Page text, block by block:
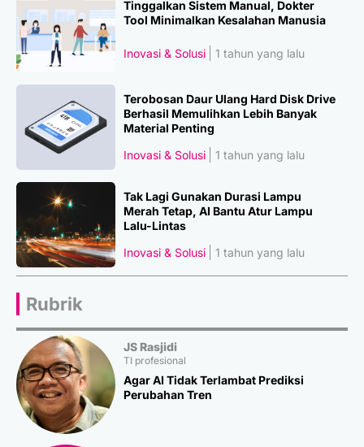
Tinggalkan Sistem Manual, Dokter
Tool Minimalkan Kesalahan Manusia
Inovasi & Solusi 1 tahun yang lalu
Terobosan Daur Ulang Hard Disk Drive
Berhasil Memulihkan Lebih Banyak
Material Penting
Inovasi & Solusi
1 tahun yang lalu
Tak Lagi Gunakan Durasi Lampu
Merah Tetap, AI Bantu Atur Lampu
Lalu-Lintas
Inovasi & Solusi
1 tahun yang lalu
Rubrik
JS Rasjidi
TI profesional
Agar AI Tidak Terlambat Prediksi
Perubahan Tren